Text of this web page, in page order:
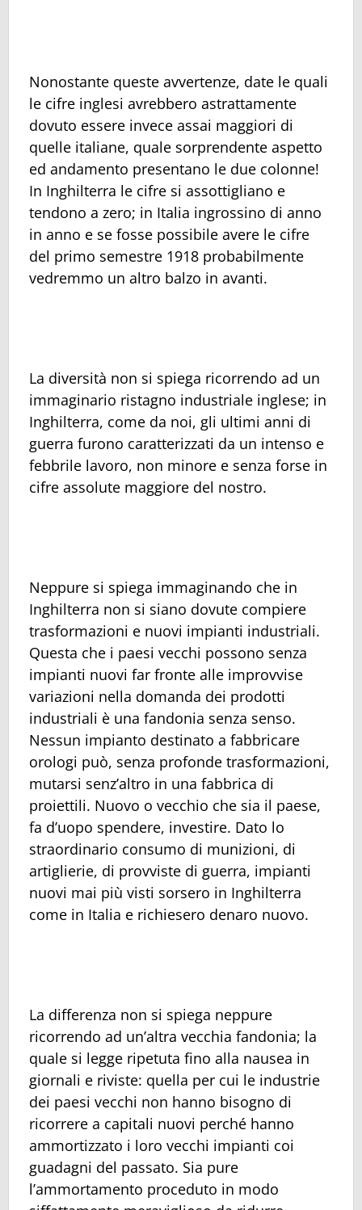
Nonostante queste avvertenze, date le quali
le cifre inglesi avrebbero astrattamente
dovuto essere invece assai maggiori di
quelle italiane, quale sorprendente aspetto
ed andamento presentano le due colonne!
In Inghilterra le cifre si assottigliano e
tendono a zero; in Italia ingrossino di anno
in anno e se fosse possibile avere le cifre
del primo semestre 1918 probabilmente
vedremmo un altro balzo in avanti.
La diversità non si spiega ricorrendo ad un
immaginario ristagno industriale inglese; in
Inghilterra, come da noi, gli ultimi anni di
guerra furono caratterizzati da un intenso e
febbrile lavoro, non minore e senza forse in
cifre assolute maggiore del nostro.
Neppure si spiega immaginando che in
Inghilterra non si siano dovute compiere
trasformazioni e nuovi impianti industriali.
Questa che i paesi vecchi possono senza
impianti nuovi far fronte alle improvvise
variazioni nella domanda dei prodotti
industriali è una fandonia senza senso.
Nessun impianto destinato a fabbricare
orologi può, senza profonde trasformazioni,
mutarsi senz’altro in una fabbrica di
proiettili. Nuovo o vecchio che sia il paese,
fa d’uopo spendere, investire. Dato lo
straordinario consumo di munizioni, di
artiglierie, di provviste di guerra, impianti
nuovi mai più visti sorsero in Inghilterra
come in Italia e richiesero denaro nuovo.
La differenza non si spiega neppure
ricorrendo ad un’altra vecchia fandonia; la
quale si legge ripetuta fino alla nausea in
giornali e riviste: quella per cui le industrie
dei paesi vecchi non hanno bisogno di
ricorrere a capitali nuovi perché hanno
ammortizzato i loro vecchi impianti coi
guadagni del passato. Sia pure
l’ammortamento proceduto in modo